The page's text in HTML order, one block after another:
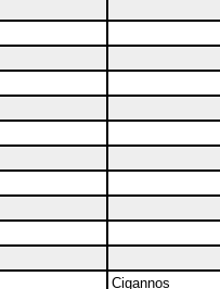
Cigannos